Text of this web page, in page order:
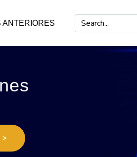
ANTERIORES
>